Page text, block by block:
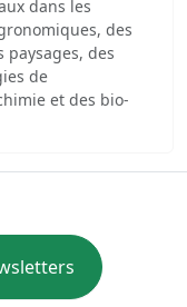
dans les
des
des
de
et des bio-